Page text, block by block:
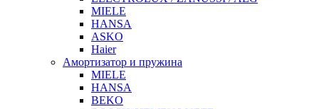
MIELE
HANSA
ASKO
Haier
Амортизатор и пружина
MIELE
HANSA
BEKO